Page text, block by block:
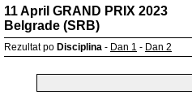
11 April GRAND PRIX 2023
Belgrade (SRB)
Rezultat po Disciplina - Dan 1 - Dan 2